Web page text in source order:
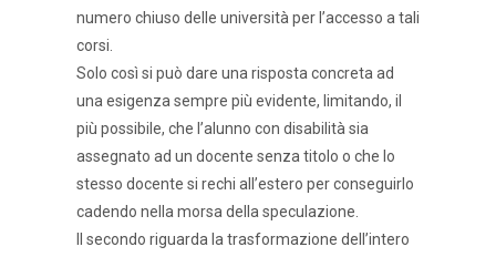
numero chiuso delle università per l’accesso a tali
corsi.
Solo così si può dare una risposta concreta ad
una esigenza sempre più evidente, limitando, il
più possibile, che l’alunno con disabilità sia
assegnato ad un docente senza titolo o che lo
stesso docente si rechi all’estero per conseguirlo
cadendo nella morsa della speculazione.
Il secondo riguarda la trasformazione dell’intero